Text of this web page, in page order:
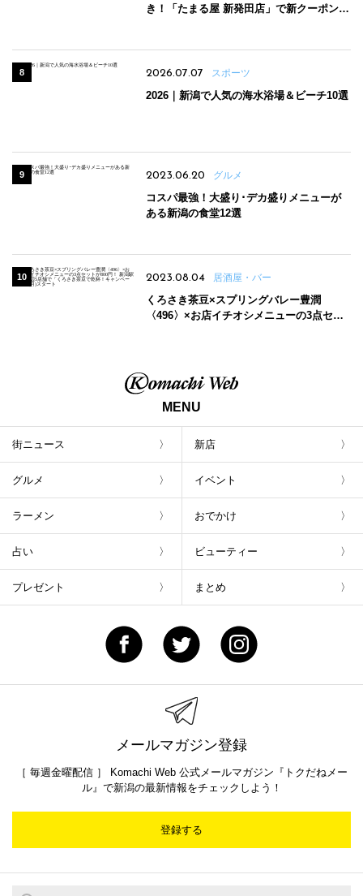
き！「たまる屋 新発田店」で新クーポン登
2026.07.07 スポーツ
2026｜新潟で人気の海水浴場＆ビーチ10選
2023.06.20 グルメ
コスパ最強！大盛り･デカ盛りメニューが
ある新潟の食堂12選
2023.08.04 居酒屋・バー
くろさき茶豆×スプリングバレー豊潤
〈496〉×お店イチオシメニューの3点セッ
MENU
街ニュース 新店
グルメ イベント
ラーメン おでかけ
占い ビューティー
プレゼント まとめ
メールマガジン登録
［ 毎週金曜配信 ］ Komachi Web 公式メールマガジン『トクだねメー
ル』で新潟の最新情報をチェックしよう！
登録する